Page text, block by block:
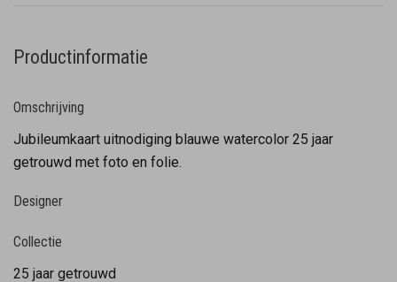
Productinformatie
Omschrijving
Jubileumkaart uitnodiging blauwe watercolor 25 jaar
getrouwd met foto en folie.
Designer
Collectie
25 jaar getrouwd